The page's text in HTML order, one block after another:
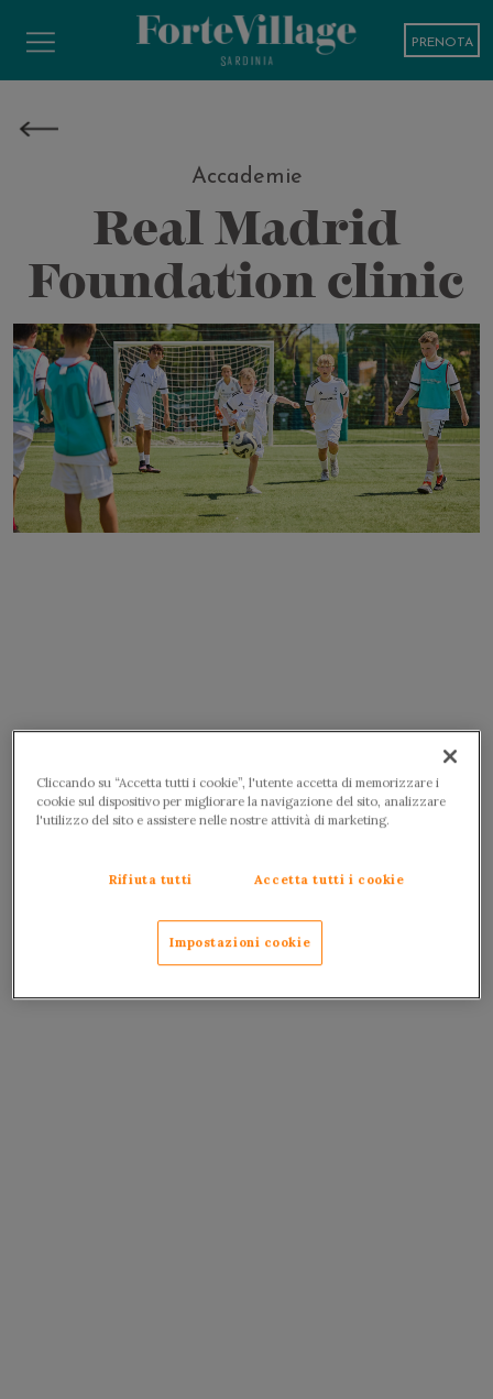
PRENOTA
Accademie
Real Madrid
Foundation clinic
Cliccando su “Accetta tutti i cookie”, l'utente accetta di memorizzare i
cookie sul dispositivo per migliorare la navigazione del sito, analizzare
l'utilizzo del sito e assistere nelle nostre attività di marketing.
Rifiuta tutti Accetta tutti i cookie
Impostazioni cookie